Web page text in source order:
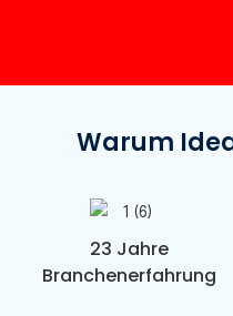
Warum
23 Jahre
Branchenerfahrung